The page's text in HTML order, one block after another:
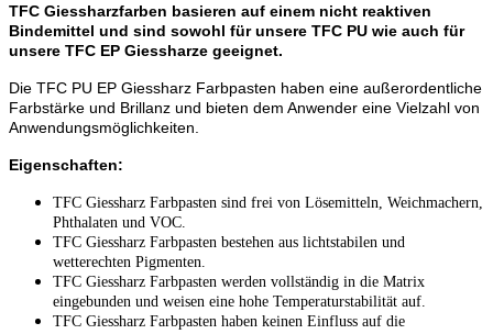
TFC Giessharzfarben basieren auf einem nicht reaktiven
Bindemittel und sind sowohl für unsere TFC PU wie auch für
unsere TFC EP Giessharze geeignet.
Die TFC PU EP Giessharz Farbpasten haben eine außerordentliche
Farbstärke und Brillanz und bieten dem Anwender eine Vielzahl von
Anwendungsmöglichkeiten.
Eigenschaften:
TFC Giessharz Farbpasten sind frei von Lösemitteln, Weichmachern,
Phthalaten und VOC.
TFC Giessharz Farbpasten bestehen aus lichtstabilen und
wetterechten Pigmenten.
TFC Giessharz Farbpasten werden vollständig in die Matrix
eingebunden und weisen eine hohe Temperaturstabilität auf.
TFC Giessharz Farbpasten haben keinen Einfluss auf die